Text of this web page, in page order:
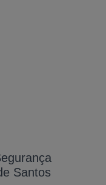
Santos